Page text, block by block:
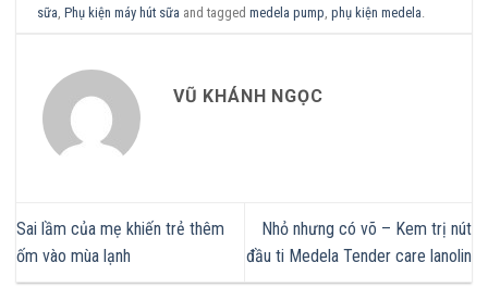
sữa ,Phụ kiện máy hút sữa and taggedmedela pump ,phụ kiện medela
VŨ KHÁNH NGỌC
Sai lầm của mẹ khiến trẻ thêm
ốm vào mùa lạnh
Nhỏ nhưng có võ – Kem trị nút
đầu ti Medela Tender care lanolin